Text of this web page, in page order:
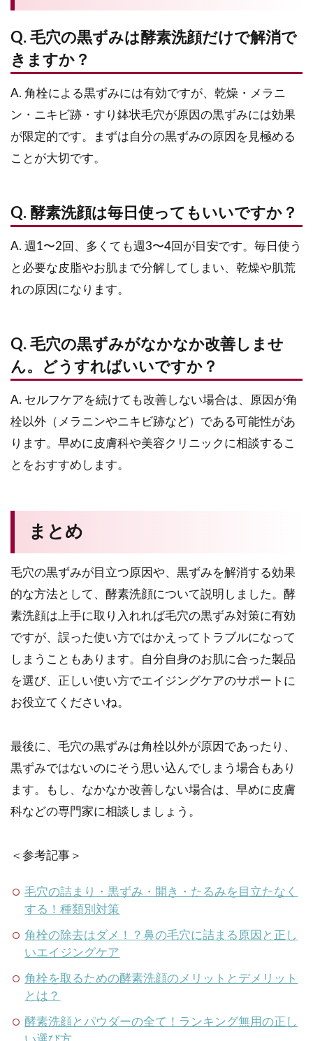
Q. 毛穴の黒ずみは酵素洗顔だけで解消で
きますか？
A. 角栓による黒ずみには有効ですが、乾燥・メラニ
ン・ニキビ跡・すり鉢状毛穴が原因の黒ずみには効果
が限定的です。まずは自分の黒ずみの原因を見極める
ことが大切です。
Q. 酵素洗顔は毎日使ってもいいですか？
A. 週1〜2回、多くても週3〜4回が目安です。毎日使う
と必要な皮脂やお肌まで分解してしまい、乾燥や肌荒
れの原因になります。
Q. 毛穴の黒ずみがなかなか改善しませ
ん。どうすればいいですか？
A. セルフケアを続けても改善しない場合は、原因が角
栓以外（メラニンやニキビ跡など）である可能性があ
ります。早めに皮膚科や美容クリニックに相談するこ
とをおすすめします。
まとめ
毛穴の黒ずみが目立つ原因や、黒ずみを解消する効果
的な方法として、酵素洗顔について説明しました。酵
素洗顔は上手に取り入れれば毛穴の黒ずみ対策に有効
ですが、誤った使い方ではかえってトラブルになって
しまうこともあります。自分自身のお肌に合った製品
を選び、正しい使い方でエイジングケアのサポートに
お役立てくださいね。
最後に、毛穴の黒ずみは角栓以外が原因であったり、
黒ずみではないのにそう思い込んでしまう場合もあり
ます。もし、なかなか改善しない場合は、早めに皮膚
科などの専門家に相談しましょう。
＜参考記事＞
毛穴の詰まり・黒ずみ・開き・たるみを目立たなく
する！種類別対策
角栓の除去はダメ！？鼻の毛穴に詰まる原因と正し
いエイジングケア
角栓を取るための酵素洗顔のメリットとデメリット
とは？
酵素洗顔とパウダーの全て！ランキング無用の正し